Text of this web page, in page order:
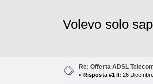
Volevo solo
Re: Offerta ADSL
« Risposta #1 il: 26